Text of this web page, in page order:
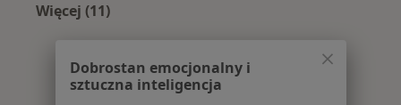
Więcej (11)
Dobrostan emocjonalny i
sztuczna inteligencja